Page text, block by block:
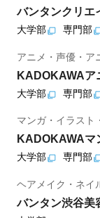
バンタンクリエ
大学部 専門部
アニメ・声優・ア
KADOKAWAア
大学部 専門部
マンガ・イラスト
KADOKAWAマ
大学部 専門部
ヘアメイク・ネイ
バンタン渋谷美